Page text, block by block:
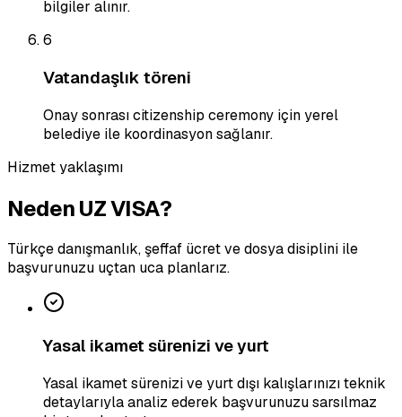
bilgiler alınır.
6
Vatandaşlık töreni
Onay sonrası citizenship ceremony için yerel
belediye ile koordinasyon sağlanır.
Hizmet yaklaşımı
Neden UZ VISA?
Türkçe danışmanlık, şeffaf ücret ve dosya disiplini ile
başvurunuzu uçtan uca planlarız.
Yasal ikamet sürenizi ve yurt
Yasal ikamet sürenizi ve yurt dışı kalışlarınızı teknik
detaylarıyla analiz ederek başvurunuzu sarsılmaz